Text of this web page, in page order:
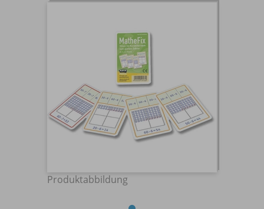
Produktabbildung